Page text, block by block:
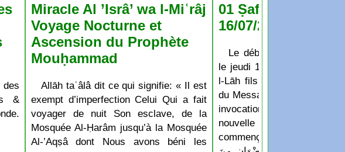
&
Miracle Al ’Isrâ’ wa l-Miʿrâj
Voyage Nocturne et
Ascension du Prophète
Mouḥammad
Allāh taʿâlâ dit ce qui signifie: « Il est
exempt d’imperfection Celui Qui a fait
voyager de nuit Son esclave, de la
Mosquée Al-Ḥarâm jusqu’à la Mosquée
Al-’Aqṣâ dont Nous avons béni les
01 Ṣafar 1448 :
16/07/2026
Le début du mois de
le jeudi 16 Juillet 2026
l-Lāh fils de Hichām: Les
du Messager de Allāh
invocation qu’ils disaient
nouvelle année ou un
commençait: « اللَّهُمَّ أَدْخِلْهُ عَلَيْنَا بِالْأَمْنِ